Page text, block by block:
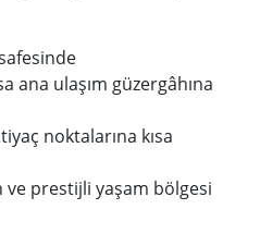
ana ulaşım güzergâhına
noktalarına kısa
ve prestijli yaşam bölgesi